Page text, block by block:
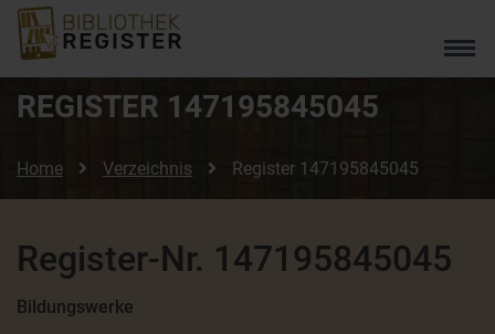
REGISTER 147195845045
Home Verzeichnis Register 147195845045
Register-Nr. 147195845045
Bildungswerke